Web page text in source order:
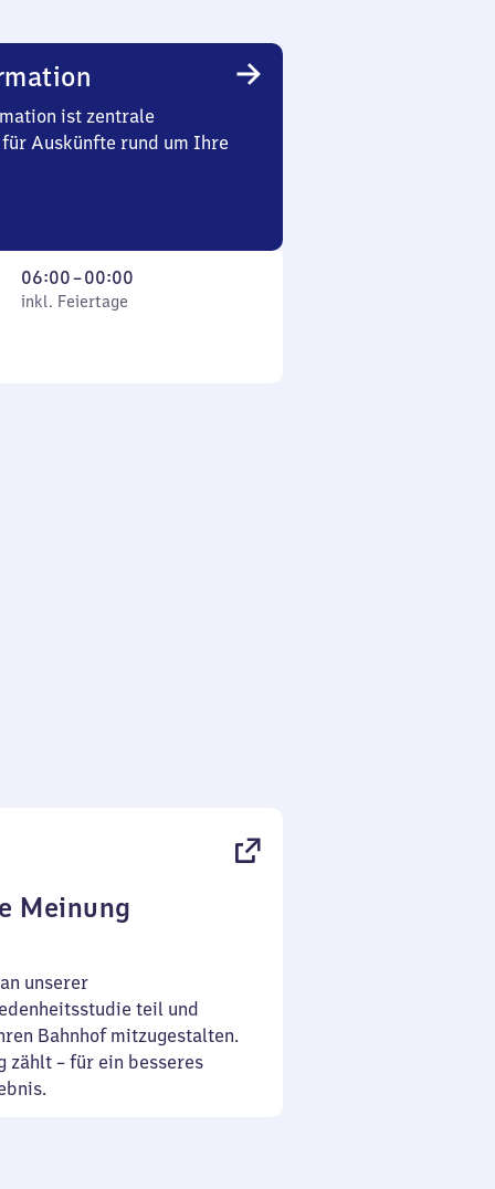
ist zentrale
Auskünfte rund um Ihre
06:00–00:00
Von
6
inkl. Feiertage
Meinung
unserer
teil und
Bahnhof mitzugestalten.
zählt – für ein besseres